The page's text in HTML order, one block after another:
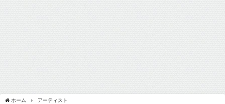
ホーム
アーティスト